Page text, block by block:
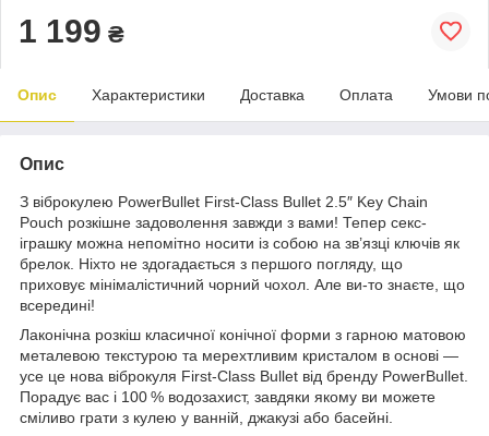
1 199 ₴
Опис Характеристики Доставка Оплата Умови
Опис
З віброкулею PowerBullet First-Class Bullet 2.5″ Key Chain
Pouch розкішне задоволення завжди з вами! Тепер секс-
іграшку можна непомітно носити із собою на зв’язці ключів як
брелок. Ніхто не здогадається з першого погляду, що
приховує мінімалістичний чорний чохол. Але ви-то знаєте, що
всередині!
Лаконічна розкіш класичної конічної форми з гарною матовою
металевою текстурою та мерехтливим кристалом в основі —
усе це нова віброкуля First-Class Bullet від бренду PowerBullet.
Порадує вас і 100 % водозахист, завдяки якому ви можете
сміливо грати з кулею у ванній, джакузі або басейні.